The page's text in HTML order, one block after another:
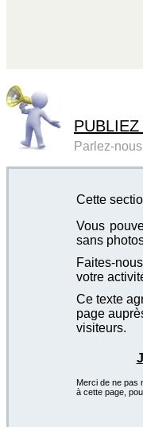
Parlez-
Cette
Vous
sans
Faites-
votre
Ce texte
page
visiteurs.
Merci de ne pas
à cette page,